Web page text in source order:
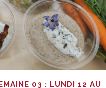
03 : LUNDI 12 AU